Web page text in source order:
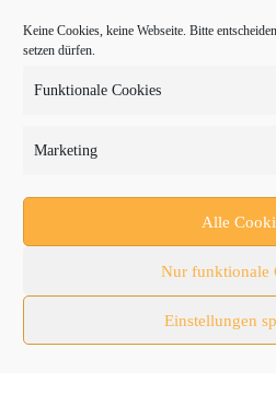
Keine Cookies, keine Webseite. Bitte
setzen dürfen.
Funktionale Cookies
Marketing
Alle
Nur funktionale
Einstellungen
Baumaschinen
Fachmessen
Nutzfahrzeuge
RATL 2025 | RecyclingAKTIV &